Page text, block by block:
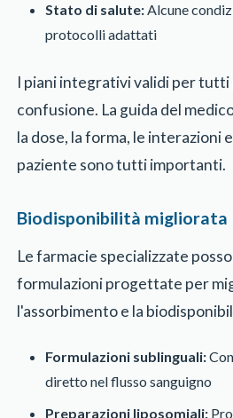
Stato di salute: Alcune
protocolli adattati
I piani integrativi validi per tutti
confusione. La guida del
la dose, la forma, le interazioni
paziente sono tutti importanti.
Biodisponibilità migliorata
Le farmacie specializzate
formulazioni progettate per
l'assorbimento e la
Formulazioni sublinguali:
diretto nel flusso sanguigno
Preparazioni liposomiali: